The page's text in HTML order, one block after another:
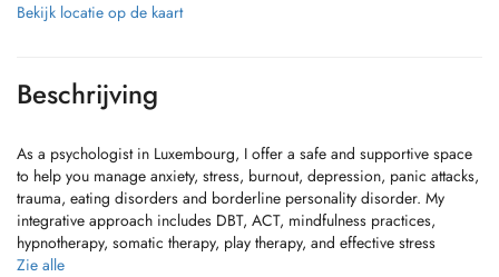
Bekijk locatie op de kaart
Beschrijving
As a psychologist in Luxembourg, I offer a safe and supportive space
to help you manage anxiety, stress, burnout, depression, panic attacks,
trauma, eating disorders and borderline personality disorder. My
integrative approach includes DBT, ACT, mindfulness practices,
hypnotherapy, somatic therapy, play therapy, and effective stress
management techniques.
Zie alle